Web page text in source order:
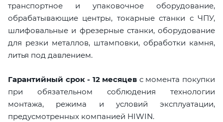
транспортное и упаковочное оборудование,
обрабатывающие центры, токарные станки с ЧПУ,
шлифовальные и фрезерные станки, оборудование
для резки металлов, штамповки, обработки камня,
литья под давлением.
Гарантийный срок - 12 месяцев с момента покупки
при обязательном соблюдения технологии
монтажа, режима и условий эксплуатации,
предусмотренных компанией HIWIN.